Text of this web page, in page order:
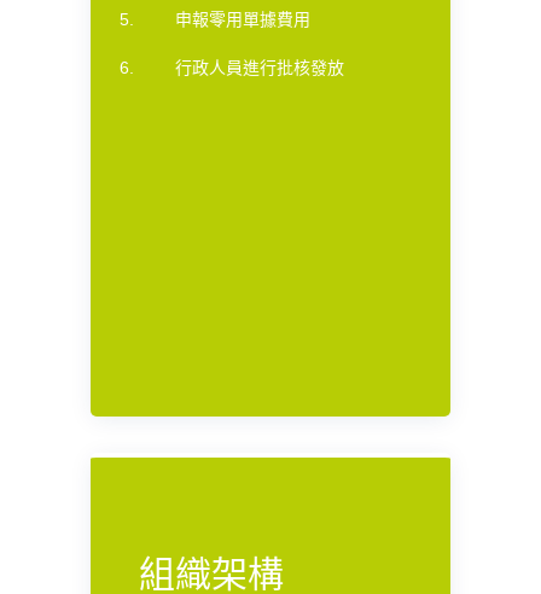
申報零用單據費用
行政人員進行批核發放
組織架構